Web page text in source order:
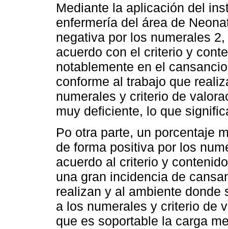
Mediante la aplicación del
enfermería del área de
negativa por los numerales
acuerdo con el criterio y
notablemente en el
conforme al trabajo que
numerales y criterio de
muy deficiente, lo que
Po otra parte, un porcentaje
de forma positiva por los
acuerdo al criterio y
una gran incidencia de
realizan y al ambiente donde
a los numerales y criterio de
que es soportable la carga